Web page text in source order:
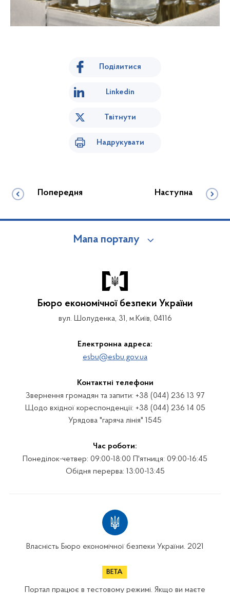
Поділитися
Linkedin
Твітнути
Надрукувати
Попередня Наступна
Мапа порталу
Бюро економічної безпеки України
вул. Шолуденка, 31, м.Київ, 04116
Електронна адреса:
esbu@esbu.gov.ua
Контактні телефони
Звернення громадян та запити: +38 (044) 236 13 97
Щодо вхідної кореспонденції: +38 (044) 236 14 05
Урядова "гаряча лінія" 1545
Час роботи:
Понеділок-четвер: 09:00-18:00 П'ятниця: 09:00-16:45
Обідня перерва: 13:00-13:45
Власність Бюро економічної безпеки України. 2021
Портал працює в тестовому режимі. Якщо ви маєте